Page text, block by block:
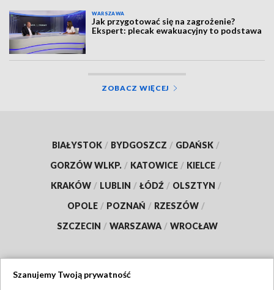
WARSZAWA
Jak przygotować się na zagrożenie?
Ekspert: plecak ewakuacyjny to podstawa
ZOBACZ WIĘCEJ
BIAŁYSTOK / BYDGOSZCZ / GDAŃSK /
GORZÓW WLKP. / KATOWICE / KIELCE /
KRAKÓW / LUBLIN / ŁÓDŹ / OLSZTYN /
OPOLE / POZNAŃ / RZESZÓW /
SZCZECIN / WARSZAWA / WROCŁAW
Szanujemy Twoją prywatność